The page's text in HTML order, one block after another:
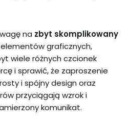
na zbyt skomplikowany
graficznych,
wiele różnych czcionek
i sprawić, że zaproszenie
i spójny design oraz
przyciągają wzrok i
komunikat.